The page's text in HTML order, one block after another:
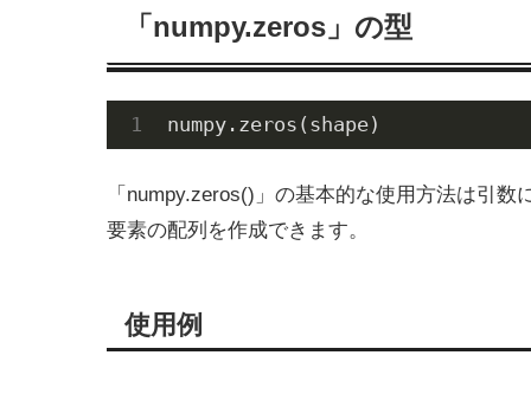
「numpy.zeros」の型
numpy.zeros(shape)
「numpy.zeros()」の基本的な使用方法は引
要素の配列を作成できます。
使用例